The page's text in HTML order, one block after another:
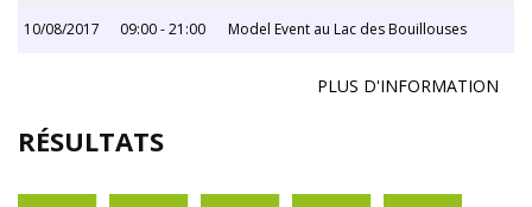
10/08/2017 09:00 - 21:00 Model Event au Lac des Bouillouses
PLUS D'INFORMATION
RÉSULTATS